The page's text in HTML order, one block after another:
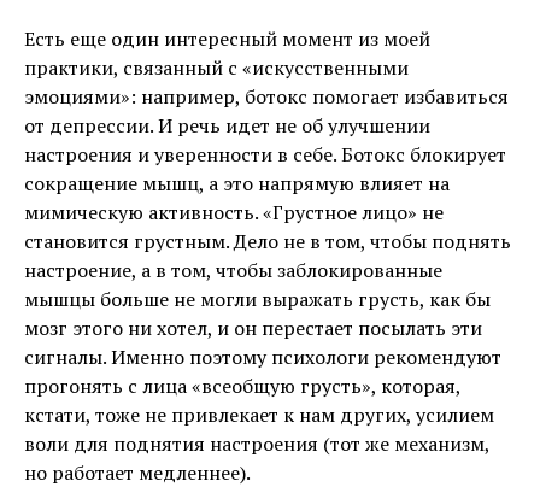
Есть еще один интересный момент из моей
практики, связанный с «искусственными
эмоциями»: например, ботокс помогает избавиться
от депрессии. И речь идет не об улучшении
настроения и уверенности в себе. Ботокс блокирует
сокращение мышц, а это напрямую влияет на
мимическую активность. «Грустное лицо» не
становится грустным. Дело не в том, чтобы поднять
настроение, а в том, чтобы заблокированные
мышцы больше не могли выражать грусть, как бы
мозг этого ни хотел, и он перестает посылать эти
сигналы. Именно поэтому психологи рекомендуют
прогонять с лица «всеобщую грусть», которая,
кстати, тоже не привлекает к нам других, усилием
воли для поднятия настроения (тот же механизм,
но работает медленнее).